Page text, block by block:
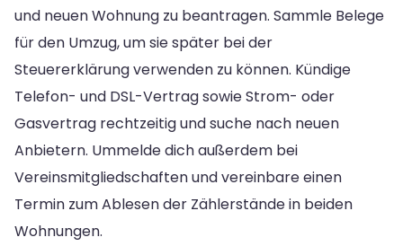
und neuen Wohnung zu beantragen. Sammle Belege
für den Umzug, um sie später bei der
Steuererklärung verwenden zu können. Kündige
Telefon- und DSL-Vertrag sowie Strom- oder
Gasvertrag rechtzeitig und suche nach neuen
Anbietern. Ummelde dich außerdem bei
Vereinsmitgliedschaften und vereinbare einen
Termin zum Ablesen der Zählerstände in beiden
Wohnungen.